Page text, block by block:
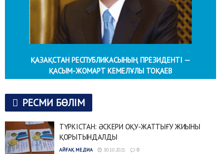
ҚАЗАҚСТАН РЕСПУБЛИКАСЫНЫҢ ПРЕЗИДЕНТІ —
ҚАСЫМ-ЖОМАРТ КЕМЕЛҰЛЫ ТОҚАЕВ
РЕСМИ БӨЛІМ
ТҮРКІСТАН: ӘСКЕРИ ОҚУ-ЖАТТЫҒУ ЖИЫНЫ
ҚОРЫТЫНДАЛДЫ
АЙҒАҚ МЕДИА 30.10.2021 0